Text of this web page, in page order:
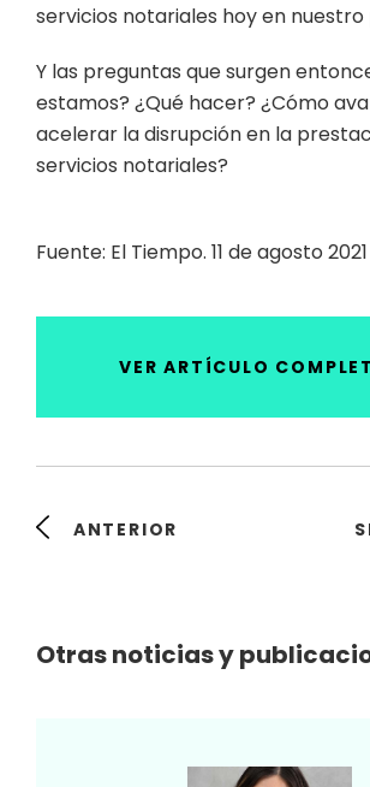
servicios notariales hoy en nuestro
Y las preguntas que surgen
estamos? ¿Qué hacer? ¿Cómo
acelerar la disrupción en la
servicios notariales?
Fuente: El Tiempo. 11 de agosto
VER ARTÍCULO
ANTERIOR
Otras noticias y